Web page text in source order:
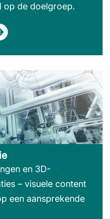
op de doelgroep.
en 3D-
– visuele content
een aansprekende